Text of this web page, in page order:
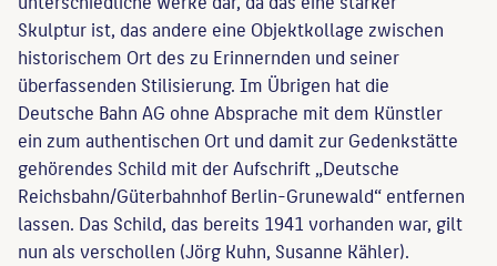
Skulptur ist, das andere eine Objektkollage zwischen
historischem Ort des zu Erinnernden und seiner
überfassenden Stilisierung. Im Übrigen hat die
Deutsche Bahn AG ohne Absprache mit dem Künstler
ein zum authentischen Ort und damit zur Gedenkstätte
gehörendes Schild mit der Aufschrift „Deutsche
Reichsbahn/Güterbahnhof Berlin-Grunewald“ entfernen
lassen. Das Schild, das bereits 1941 vorhanden war, gilt
nun als verschollen (Jörg Kuhn, Susanne Kähler).